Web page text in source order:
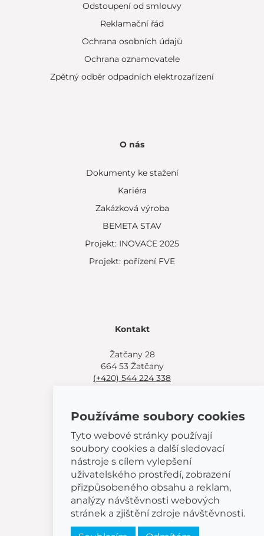
Odstoupení od smlouvy
Reklamační řád
Ochrana osobních údajů
Ochrana oznamovatele
Zpětný odběr odpadních elektrozařízení
O nás
Dokumenty ke stažení
Kariéra
Zakázková výroba
BEMETA STAV
Projekt: INOVACE 2025
Projekt: pořízení FVE
Kontakt
Žatčany 28
664 53 Žatčany
(+420) 544 224 338
Další možnosti nákupu:
Najděte si prodejce poblíž.
Nebo volejte(+420) 544 224 338.
© 2026 BEMETA
Používáme soubory cookies
Tyto webové stránky používají
soubory cookies a další sledovací
nástroje s cílem vylepšení
uživatelského prostředí, zobrazení
přizpůsobeného obsahu a reklam,
analýzy návštěvnosti webových
stránek a zjištění zdroje návštěvnosti.